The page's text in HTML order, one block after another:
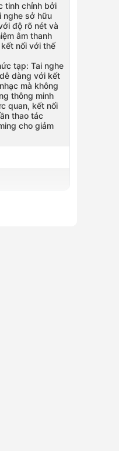
tinh chỉnh bởi
nghe sở hữu
độ rõ nét và
âm thanh
nối với thế
tạp: Tai nghe
dàng với kết
mà không
thông minh
quan, kết nối
thao tác
cho giảm